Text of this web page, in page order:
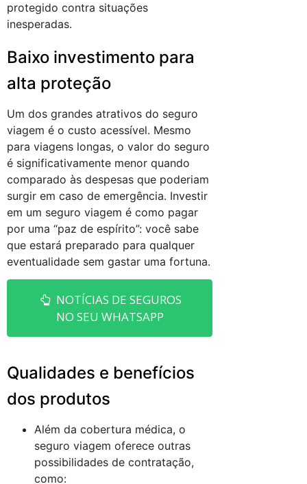
protegido contra situações
inesperadas.
Baixo investimento para
alta proteção
Um dos grandes atrativos do seguro
viagem é o custo acessível. Mesmo
para viagens longas, o valor do seguro
é significativamente menor quando
comparado às despesas que poderiam
surgir em caso de emergência. Investir
em um seguro viagem é como pagar
por uma “paz de espírito”: você sabe
que estará preparado para qualquer
eventualidade sem gastar uma fortuna.
NOTÍCIAS DE SEGUROS
NO SEU WHATSAPP
Qualidades e benefícios
dos produtos
Além da cobertura médica, o
seguro viagem oferece outras
possibilidades de contratação,
como: